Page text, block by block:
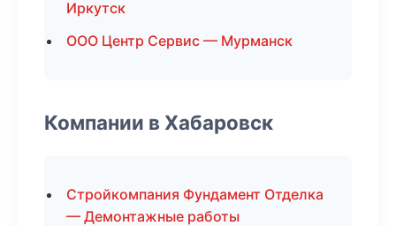
Иркутск
ООО Центр Сервис — Мурманск
Компании в Хабаровск
Стройкомпания Фундамент Отделка
— Демонтажные работы